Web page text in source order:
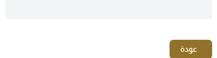
عودة